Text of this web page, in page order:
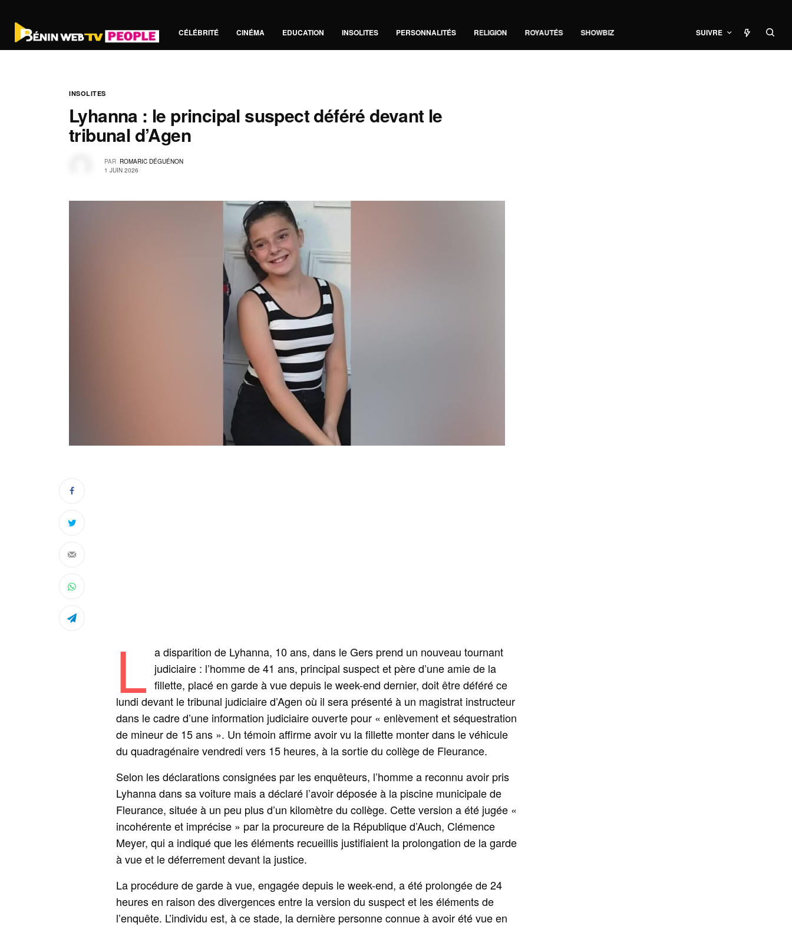
CÉLÉBRITÉ CINÉMA EDUCATION INSOLITES PERSONNALITÉS RELIGION ROYAUTÉS SHOWBIZ SUIVRE
INSOLITES
Lyhanna : le principal suspect déféré devant le
tribunal d’Agen
PAR ROMARIC DÉGUÉNON
1 JUIN 2026
L a disparition de Lyhanna, 10 ans, dans le Gers prend un nouveau tournant
judiciaire : l’homme de 41 ans, principal suspect et père d’une amie de la
fillette, placé en garde à vue depuis le week-end dernier, doit être déféré ce
lundi devant le tribunal judiciaire d’Agen où il sera présenté à un magistrat instructeur
dans le cadre d’une information judiciaire ouverte pour « enlèvement et séquestration
de mineur de 15 ans ». Un témoin affirme avoir vu la fillette monter dans le véhicule
du quadragénaire vendredi vers 15 heures, à la sortie du collège de Fleurance.
Selon les déclarations consignées par les enquêteurs, l’homme a reconnu avoir pris
Lyhanna dans sa voiture mais a déclaré l’avoir déposée à la piscine municipale de
Fleurance, située à un peu plus d’un kilomètre du collège. Cette version a été jugée «
incohérente et imprécise » par la procureure de la République d’Auch, Clémence
Meyer, qui a indiqué que les éléments recueillis justifiaient la prolongation de la garde
à vue et le déferrement devant la justice.
La procédure de garde à vue, engagée depuis le week-end, a été prolongée de 24
heures en raison des divergences entre la version du suspect et les éléments de
l’enquête. L’individu est, à ce stade, la dernière personne connue à avoir été vue en